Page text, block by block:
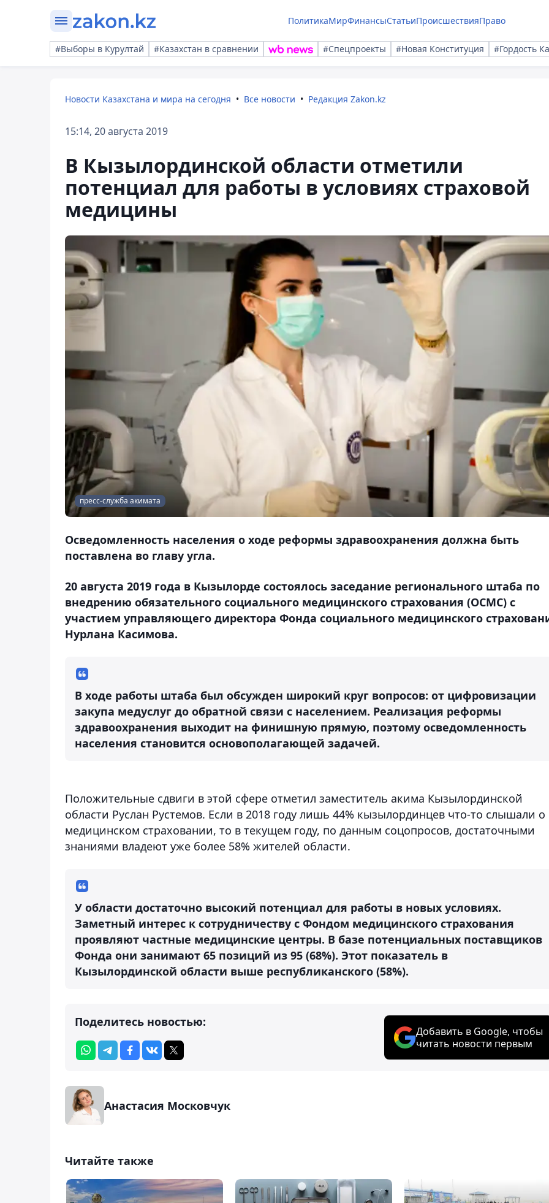
ПолитикаМирФинансыСтатьиПроисшествияПраво
#Выборы в Курултай #Казахстан в сравнении #Спецпроекты #Новая Конституция #Гордость
Новости Казахстана и мира на сегодня Все новости Редакция Zakon.kz
15:14, 20 августа 2019
В Кызылординской области отметили
потенциал для работы в условиях страховой
медицины
пресс-служба акимата
Осведомленность населения о ходе реформы здравоохранения должна быть
поставлена во главу угла.
20 августа 2019 года в Кызылорде состоялось заседание регионального штаба по
внедрению обязательного социального медицинского страхования (ОСМС) с
участием управляющего директора Фонда социального медицинского
Нурлана Касимова.
В ходе работы штаба был обсужден широкий круг вопросов: от цифровизации
закупа медуслуг до обратной связи с населением. Реализация реформы
здравоохранения выходит на финишную прямую, поэтому осведомленность
населения становится основополагающей задачей.
Положительные сдвиги в этой сфере отметил заместитель акима Кызылординской
области Руслан Рустемов. Если в 2018 году лишь 44% кызылординцев что-то слышали о
медицинском страховании, то в текущем году, по данным соцопросов, достаточными
знаниями владеют уже более 58% жителей области.
У области достаточно высокий потенциал для работы в новых условиях.
Заметный интерес к сотрудничеству с Фондом медицинского страхования
проявляют частные медицинские центры. В базе потенциальных поставщиков
Фонда они занимают 65 позиций из 95 (68%). Этот показатель в
Кызылординской области выше республиканского (58%).
Поделитесь новостью:
Добавить в Google, чтобы
читать новости первым
Анастасия Московчук
Читайте также